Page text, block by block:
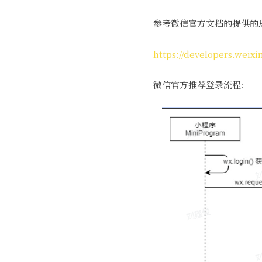
参考微信官方文档的提供
https://
微信官方推荐登录流程：